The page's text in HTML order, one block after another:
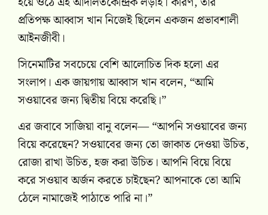
প্রতিপক্ষ আব্বাস খান নিজেই ছিলেন একজন প্রভাবশালী
আইনজীবী।
সিনেমাটির সবচেয়ে বেশি আলোচিত দিক হলো এর
সংলাপ। এক জায়গায় আব্বাস খান বলেন, “আমি
সওয়াবের জন্য দ্বিতীয় বিয়ে করেছি।”
এর জবাবে সাজিয়া বানু বলেন— “আপনি সওয়াবের জন্য
বিয়ে করেছেন? সওয়াবের জন্য তো জাকাত দেওয়া উচিত,
রোজা রাখা উচিত, হজ করা উচিত। আপনি বিয়ে বিয়ে
করে সওয়াব অর্জন করতে চাইছেন? আপনাকে তো আমি
ঠেলে নামাজেই পাঠাতে পারি না।”